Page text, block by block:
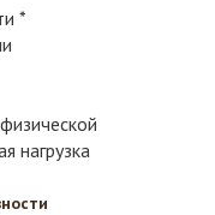
*
нагрузка